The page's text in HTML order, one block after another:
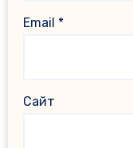
Email *
Сайт